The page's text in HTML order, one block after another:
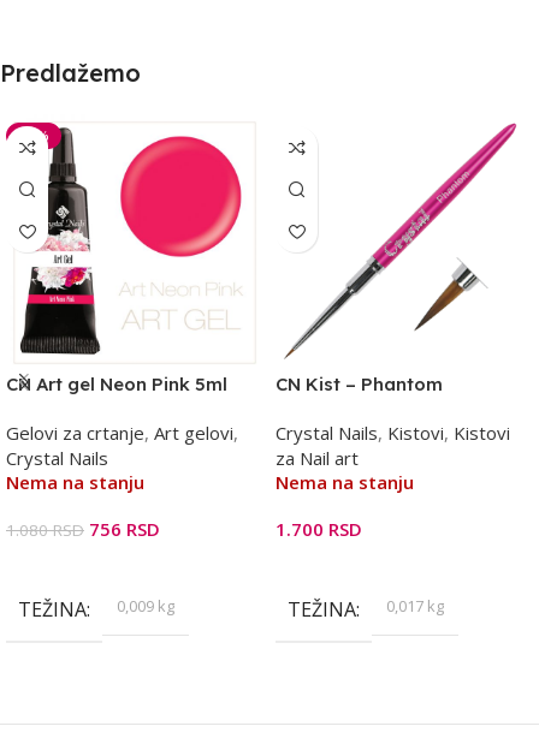
Predlažemo
-30%
CN Art gel Neon Pink 5ml
Gelovi za crtanje, Art gelovi,
Crystal Nails
Nema na stanju
1.080RSD 756 RSD
TEŽINA 0,009 kg
CN Kist – Phantom
Crystal Nails, Kistovi, Kistovi
za Nail art
Nema na stanju
1.700 RSD
TEŽINA 0,017 kg